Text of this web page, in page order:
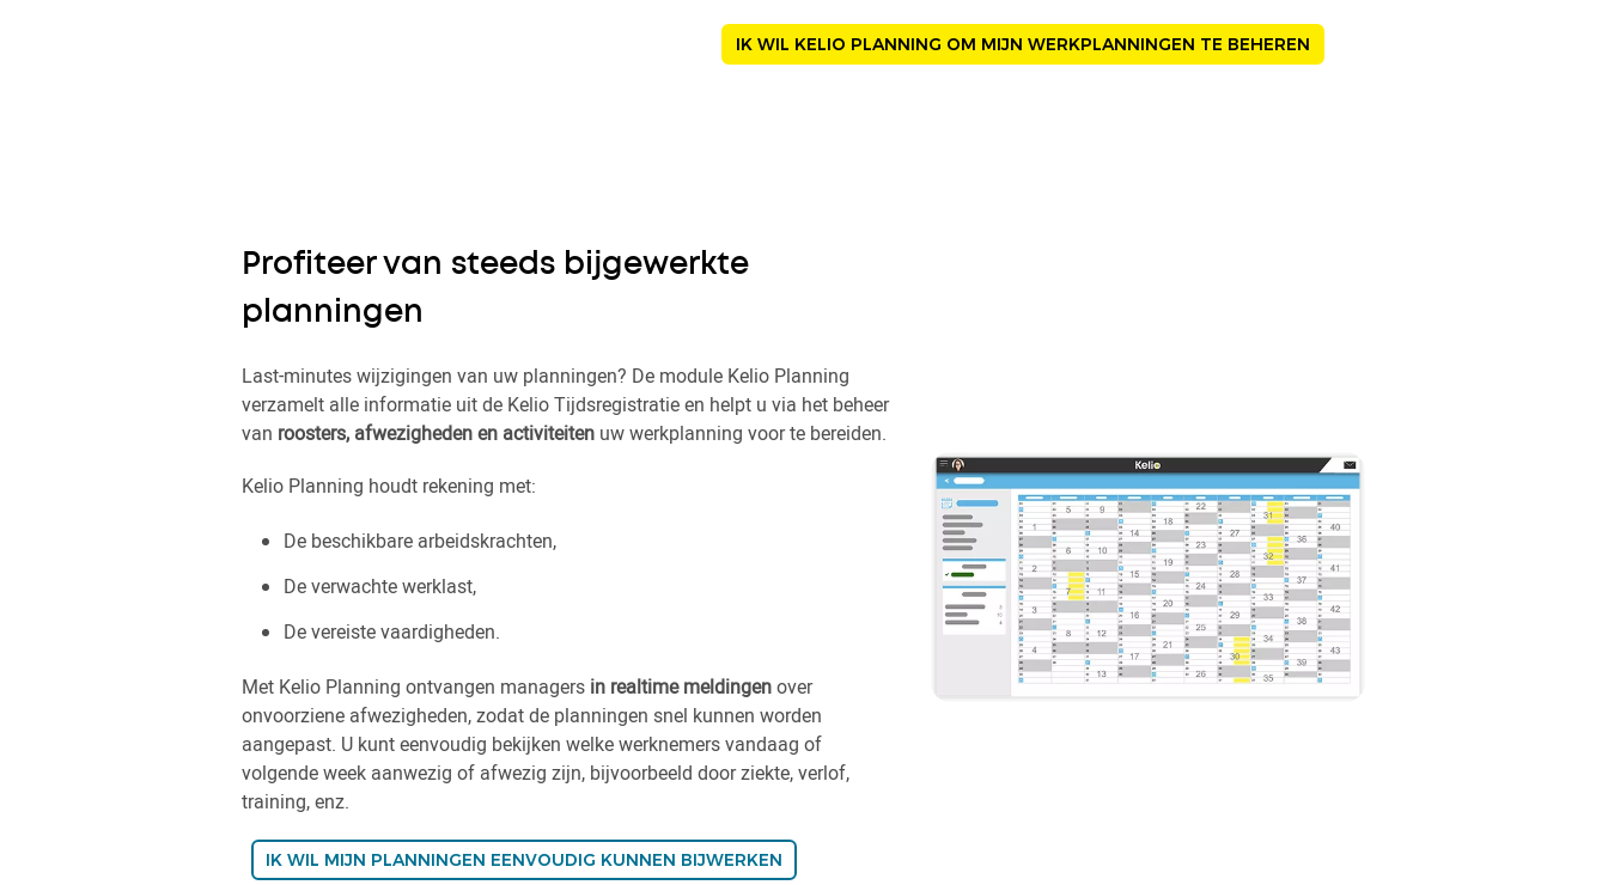
IK WIL KELIO PLANNING OM MIJN WERKPLANNINGEN TE BEHEREN
Profiteer van steeds bijgewerkte
planningen
Last-minutes wijzigingen van uw planningen? De module Kelio Planning
verzamelt alle informatie uit de Kelio Tijdsregistratie en helpt u via het beheer
van roosters, afwezigheden en activiteitenuw werkplanning voor te bereiden.
Kelio Planning houdt rekening met:
De beschikbare arbeidskrachten,
De verwachte werklast,
De vereiste vaardigheden.
Met Kelio Planning ontvangen managers in realtime meldingenover
onvoorziene afwezigheden, zodat de planningen snel kunnen worden
aangepast. U kunt eenvoudig bekijken welke werknemers vandaag of
volgende week aanwezig of afwezig zijn, bijvoorbeeld door ziekte, verlof,
training, enz.
IK WIL MIJN PLANNINGEN EENVOUDIG KUNNEN BIJWERKEN